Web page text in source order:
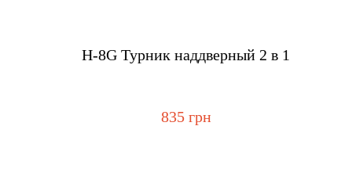
Н-8G Турник наддверный 2 в 1
835 грн